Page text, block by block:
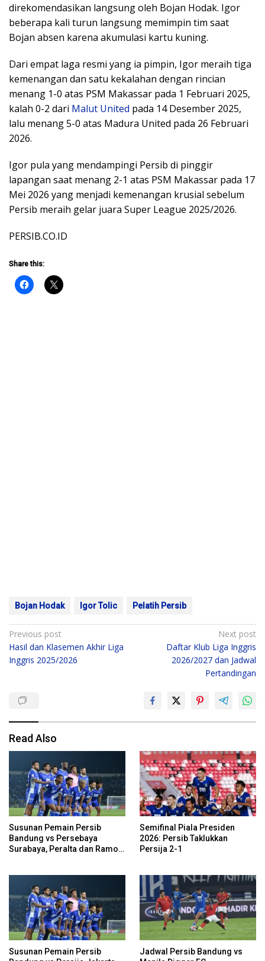
direkomendasikan langsung oleh Bojan Hodak. Igor
beberapa kali turun langsung memimpin tim saat
Bojan absen karena akumulasi kartu kuning.
Dari empat laga resmi yang ia pimpin, Igor meraih tiga
kemenangan dan satu kekalahan dengan rincian
menang 1-0 atas PSM Makassar pada 1 Februari 2025,
kalah 0-2 dari Malut United pada 14 Desember 2025,
lalu menang 5-0 atas Madura United pada 26 Februari
2026.
Igor pula yang mendampingi Persib di pinggir
lapangan saat menang 2-1 atas PSM Makassar pada 17
Mei 2026 yang menjadi kemenangan krusial sebelum
Persib meraih gelar juara Super League 2025/2026.
PERSIB.CO.ID
Share this:
Bojan Hodak Igor Tolic Pelatih Persib
Post
navigation
Previous post
Hasil dan Klasemen Akhir Liga
Inggris 2025/2026
Next post
Daftar Klub Liga Inggris
2026/2027 dan Jadwal
Pertandingan
Read Also
Susunan Pemain Persib
Bandung vs Persebaya
Surabaya, Peralta dan Ramon
Semifinal Piala Presiden
2026: Persib Taklukkan
Persija 2-1
Susunan Pemain Persib
Jadwal Persib Bandung vs